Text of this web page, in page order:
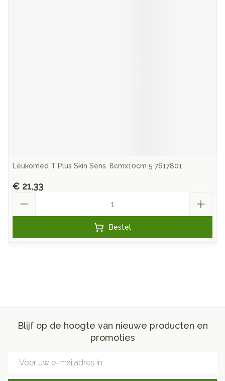
Leukomed T Plus Skin Sens. 8cmx10cm 5 7617801
€ 21,33
Bestel
Blijf op de hoogte van nieuwe producten en
promoties